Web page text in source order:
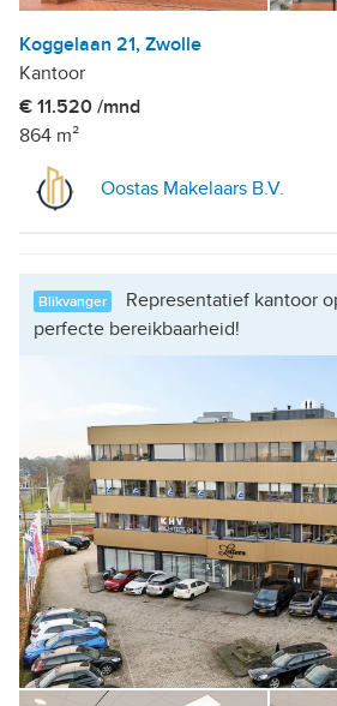
Koggelaan 21, Zwolle
Kantoor
€ 11.520 /mnd
864 m²
Oostas Makelaars B.V.
Blikvanger
Representatief kantoor
perfecte bereikbaarheid!